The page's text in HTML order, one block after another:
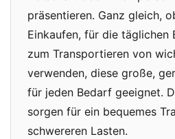
präsentieren. Ganz gleich,
Einkaufen, für die täglichen
zum Transportieren von
verwenden, diese große,
für jeden Bedarf geeignet.
sorgen für ein bequemes
schwereren Lasten.